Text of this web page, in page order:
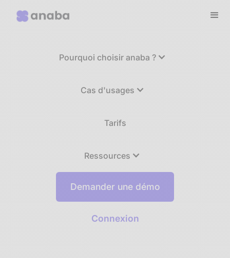
Pourquoi choisir anaba ?
Cas d'usages
Tarifs
Ressources
Demander une démo
Connexion